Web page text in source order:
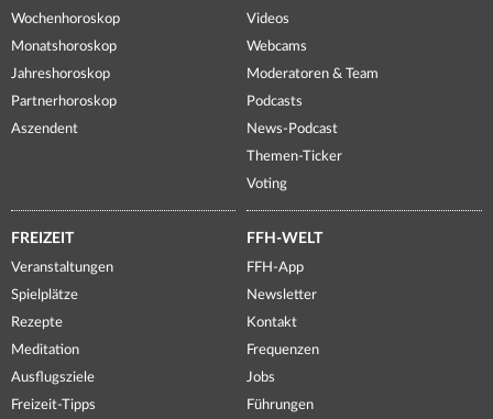
Wochenhoroskop
Monatshoroskop
Jahreshoroskop
Partnerhoroskop
Aszendent
Videos
Webcams
Moderatoren & Team
Podcasts
News-Podcast
Themen-Ticker
Voting
FREIZEIT
Veranstaltungen
Spielplätze
Rezepte
Meditation
Ausflugsziele
Freizeit-Tipps
FFH-WELT
FFH-App
Newsletter
Kontakt
Frequenzen
Jobs
Führungen